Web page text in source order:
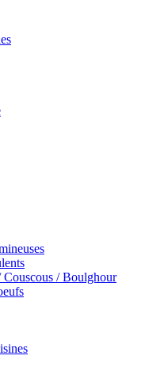
Couscous / Boulghour